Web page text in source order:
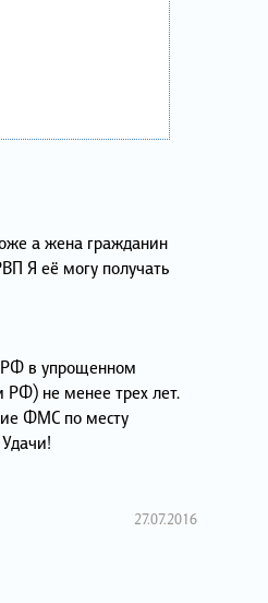
а жена гражданин
Я её могу получать
в упрощенном
РФ) не менее трех лет.
ФМС по месту
27.07.2016